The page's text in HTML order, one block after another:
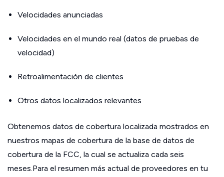
Velocidades anunciadas
Velocidades en el mundo real (datos de pruebas de
velocidad)
Retroalimentación de clientes
Otros datos localizados relevantes
Obtenemos datos de cobertura localizada mostrados en
nuestros mapas de cobertura de la base de datos de
cobertura de la FCC, la cual se actualiza cada seis
meses.Para el resumen más actual de proveedores en tu